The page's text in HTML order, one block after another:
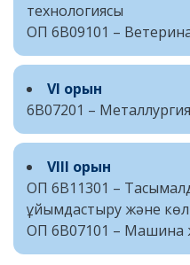
технологиясы
ОП 6B09101 –
VІ орын
6B07201 – Металлургия
VІІІ орын
ОП 6B11301 –
ұйымдастыру және
ОП 6B07101 – Машина